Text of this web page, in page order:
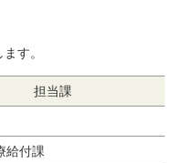
す。
担当課
給付課